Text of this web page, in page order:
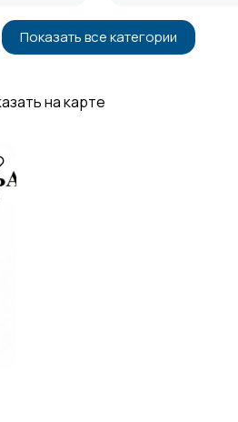
Искусство и
Показать все категории
на карте